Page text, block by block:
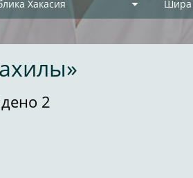
Хакасия Шира
2